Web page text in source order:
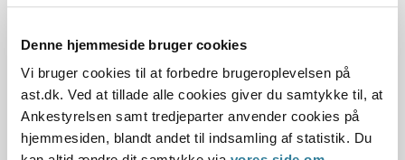
Denne hjemmeside bruger cookies
Vi bruger cookies til at forbedre brugeroplevelsen på
ast.dk. Ved at tillade alle cookies giver du samtykke til, at
Ankestyrelsen samt tredjeparter anvender cookies på
hjemmesiden, blandt andet til indsamling af statistik. Du
medfører en betydelig risiko for et belastende og
langvarigt sygdoms-, behandlings- og/eller
indlæggelsesforløb. I sådanne tilfælde må der foretages en
vurdering af, hvordan sygdommen influerer på dagligdagen
i familien samt på ansøgerens evne til at tilgodese barnets
behov for omsorg, nærhed, udfordringer og oplevelser.